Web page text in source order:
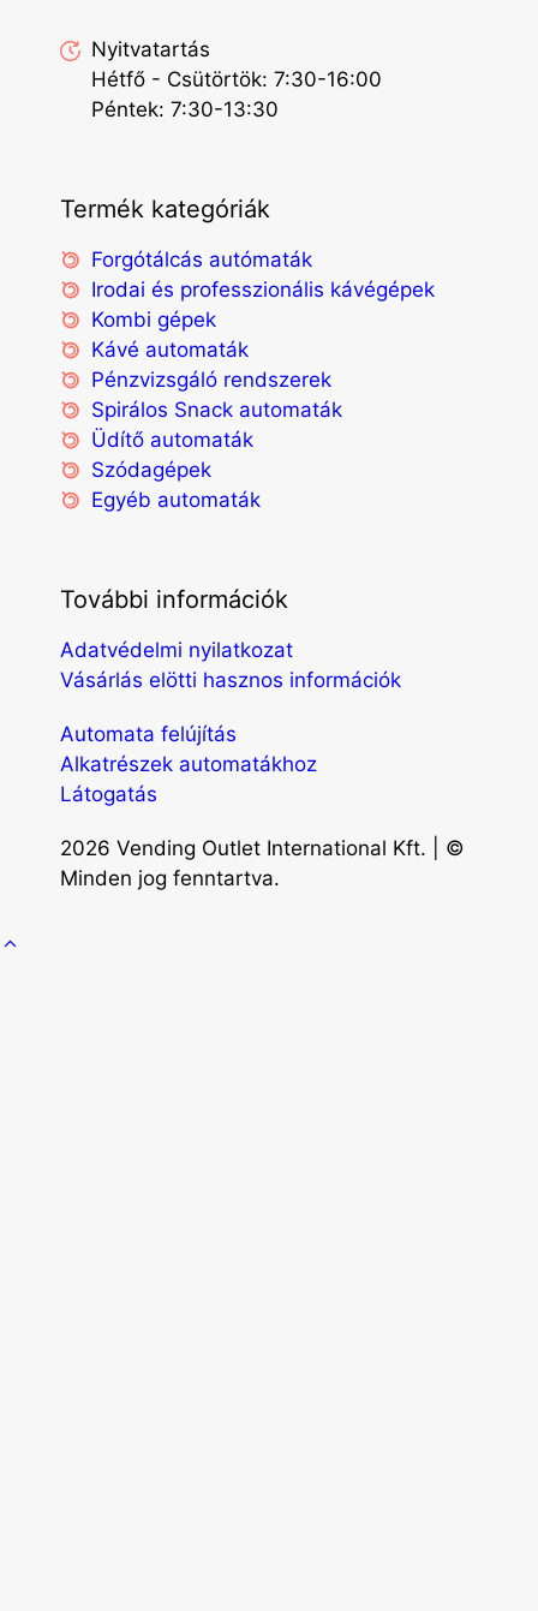
Nyitvatartás
Hétfő - Csütörtök: 7:30-16:00
Péntek: 7:30-13:30
Termék kategóriák
Forgótálcás autómaták
Irodai és professzionális kávégépek
Kombi gépek
Kávé automaták
Pénzvizsgáló rendszerek
Spirálos Snack automaták
Üdítő automaták
Szódagépek
Egyéb automaták
További információk
Adatvédelmi nyilatkozat
Vásárlás elötti hasznos információk
Automata felújítás
Alkatrészek automatákhoz
Látogatás
2026 Vending Outlet International Kft. | ©
Minden jog fenntartva.